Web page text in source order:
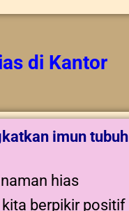
di Kantor
imun tubuh
hias
berpikir positif